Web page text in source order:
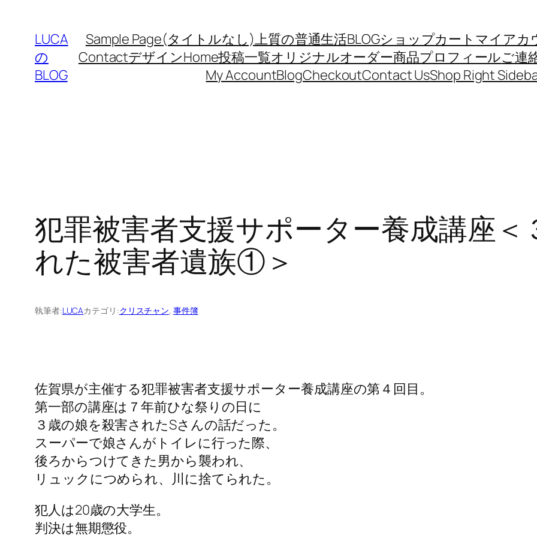
LUCA
の
BLOG
Sample Page(タイトルなし)上質の普通生活BLOGショップカート マイアカ
ContactデザインHome投稿一覧オリジナルオーダー商品プロフィールご連
My AccountBlogCheckoutContact UsShop Right
犯罪被害者支援サポーター養成講座
れた被害者遺族①＞
執筆者:LUCAカテゴリ:クリスチャン, 事件簿
佐賀県が主催する犯罪被害者支援サポーター養成講座の第４回目。
第一部の講座は７年前ひな祭りの日に
３歳の娘を殺害されたSさんの話だった。
スーパーで娘さんがトイレに行った際、
後ろからつけてきた男から襲われ、
リュックにつめられ、川に捨てられた。
犯人は20歳の大学生。
判決は無期懲役。